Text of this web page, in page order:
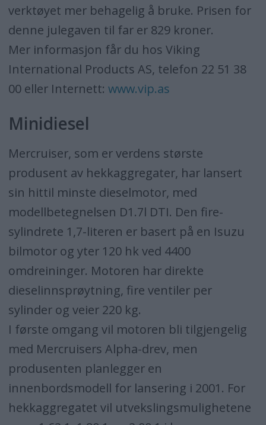
verktøyet mer behagelig å bruke. Prisen for
denne julegaven til far er 829 kroner.
Mer informasjon får du hos Viking
International Products AS, telefon 22 51 38
00 eller Internett: www.vip.as
Minidiesel
Mercruiser, som er verdens største
produsent av hekkaggregater, har lansert
sin hittil minste dieselmotor, med
modellbetegnelsen D1.7l DTI. Den fire-
sylindrete 1,7-literen er basert på en Isuzu
bilmotor og yter 120 hk ved 4400
omdreininger. Motoren har direkte
dieselinnsprøytning, fire ventiler per
sylinder og veier 220 kg.
I første omgang vil motoren bli tilgjengelig
med Mercruisers Alpha-drev, men
produsenten planlegger en
innenbordsmodell for lansering i 2001. For
hekkaggregatet vil utvekslingsmulighetene